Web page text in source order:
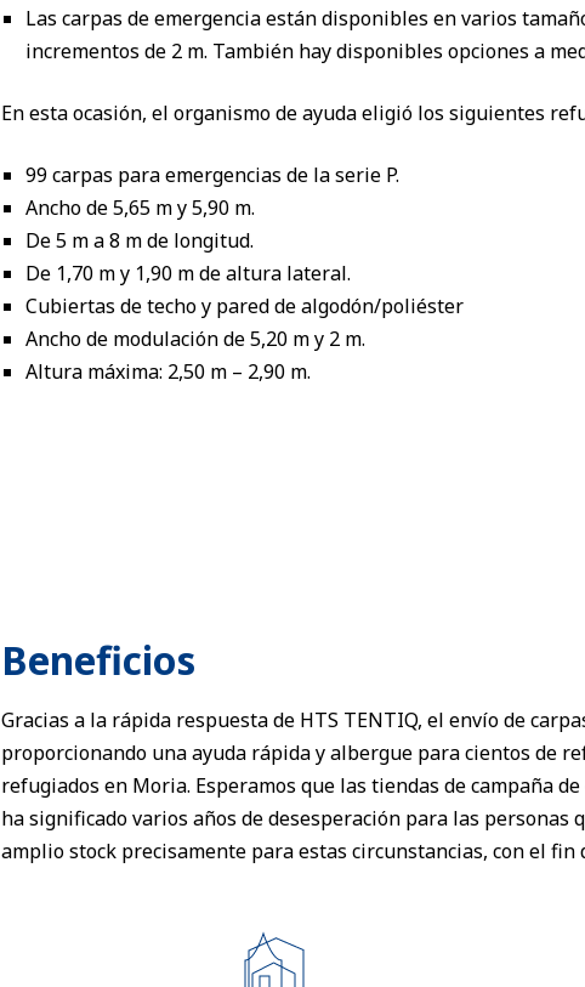
Las carpas de emergencia están disponibles en varios
incrementos de 2 m. También hay disponibles opciones a
En esta ocasión, el organismo de ayuda eligió los siguientes
99 carpas para emergencias de la serie P.
Ancho de 5,65 m y 5,90 m.
De 5 m a 8 m de longitud.
De 1,70 m y 1,90 m de altura lateral.
Cubiertas de techo y pared de algodón/poliéster
Ancho de modulación de 5,20 m y 2 m.
Altura máxima: 2,50 m – 2,90 m.
Beneficios
Gracias a la rápida respuesta de HTS TENTIQ, el envío de
proporcionando una ayuda rápida y albergue para cientos de
refugiados en Moria. Esperamos que las tiendas de campaña
ha significado varios años de desesperación para las
amplio stock precisamente para estas circunstancias, con el